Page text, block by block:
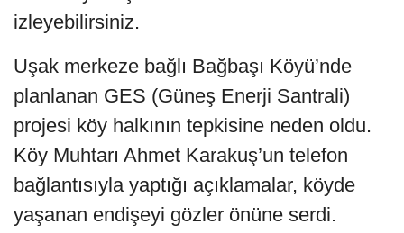
izleyebilirsiniz.
Uşak merkeze bağlı Bağbaşı Köyü’nde
planlanan GES (Güneş Enerji Santrali)
projesi köy halkının tepkisine neden oldu.
Köy Muhtarı Ahmet Karakuş’un telefon
bağlantısıyla yaptığı açıklamalar, köyde
yaşanan endişeyi gözler önüne serdi.